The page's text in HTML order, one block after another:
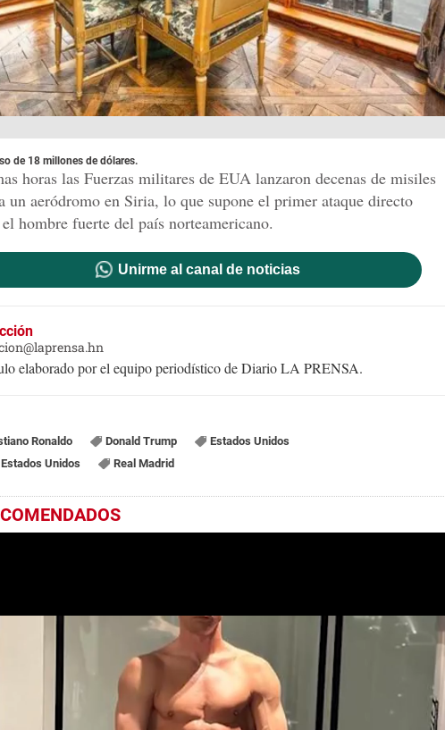
de 18 millones de dólares.
horas las Fuerzas militares de EUA lanzaron decenas de misiles
un aeródromo en Siria, lo que supone el primer ataque directo
hombre fuerte del país norteamericano.
Unirme al canal de noticias
elaborado por el equipo periodístico de Diario LA PRENSA.
Ronaldo Donald Trump
Estados Unidos
Unidos
Real Madrid